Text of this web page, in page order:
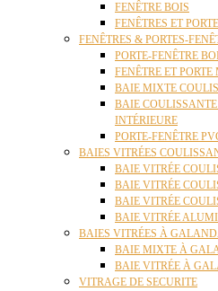
FENÊTRE BOIS
FENÊTRES ET
FENÊTRES & PORTES-
PORTE-FENÊTRE
FENÊTRE ET PORTE
BAIE MIXTE
BAIE
INTÉRIEURE
PORTE-FENÊTRE
BAIES VITRÉES
BAIE VITRÉE
BAIE VITRÉE
BAIE VITRÉE
BAIE VITRÉE
BAIES VITRÉES À
BAIE MIXTE À
BAIE VITRÉE À
VITRAGE DE SECURITE